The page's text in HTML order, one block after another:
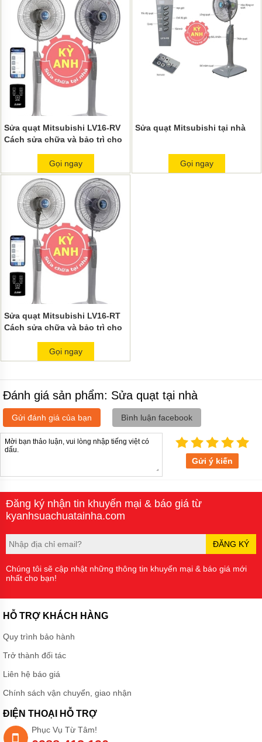
Sửa quạt Mitsubishi LV16-RV
Cách sửa chữa và bảo trì cho
Gọi ngay
Sửa quạt Mitsubishi tại nhà
Gọi ngay
Sửa quạt Mitsubishi LV16-RT
Cách sửa chữa và bảo trì cho
Gọi ngay
Đánh giá sản phẩm: Sửa quạt tại nhà
Gửi đánh giá của bạn Bình luận facebook
Gửi ý kiến
Đăng ký nhận tin khuyến mại & báo giá từ
kyanhsuachuatainha.com
ĐĂNG KÝ
Chúng tôi sẽ cập nhật những thông tin khuyến mại & báo giá mới
nhất cho bạn!
HỖ TRỢ KHÁCH HÀNG
Quy trình bảo hành
Trở thành đối tác
Liên hệ báo giá
Chính sách vận chuyển, giao nhận
ĐIỆN THOẠI HỖ TRỢ
Phục Vụ Từ Tâm!